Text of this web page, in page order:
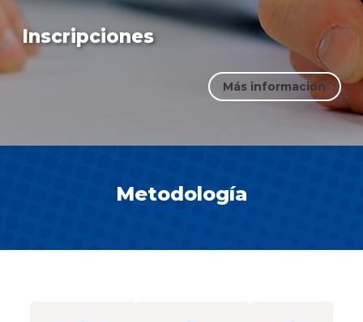
Inscripciones
Más información
Metodología